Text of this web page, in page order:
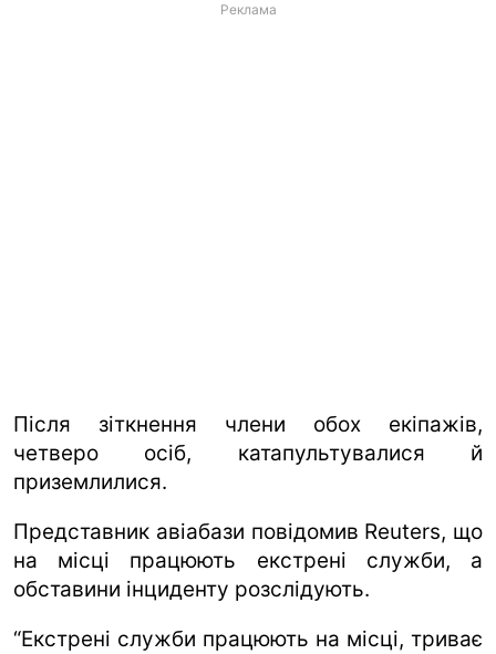
Реклама
Після зіткнення члени обох екіпажів,
четверо осіб, катапультувалися й
приземлилися.
Представник авіабази повідомив Reuters, що
на місці працюють екстрені служби, а
обставини інциденту розслідують.
“Екстрені служби працюють на місці, триває